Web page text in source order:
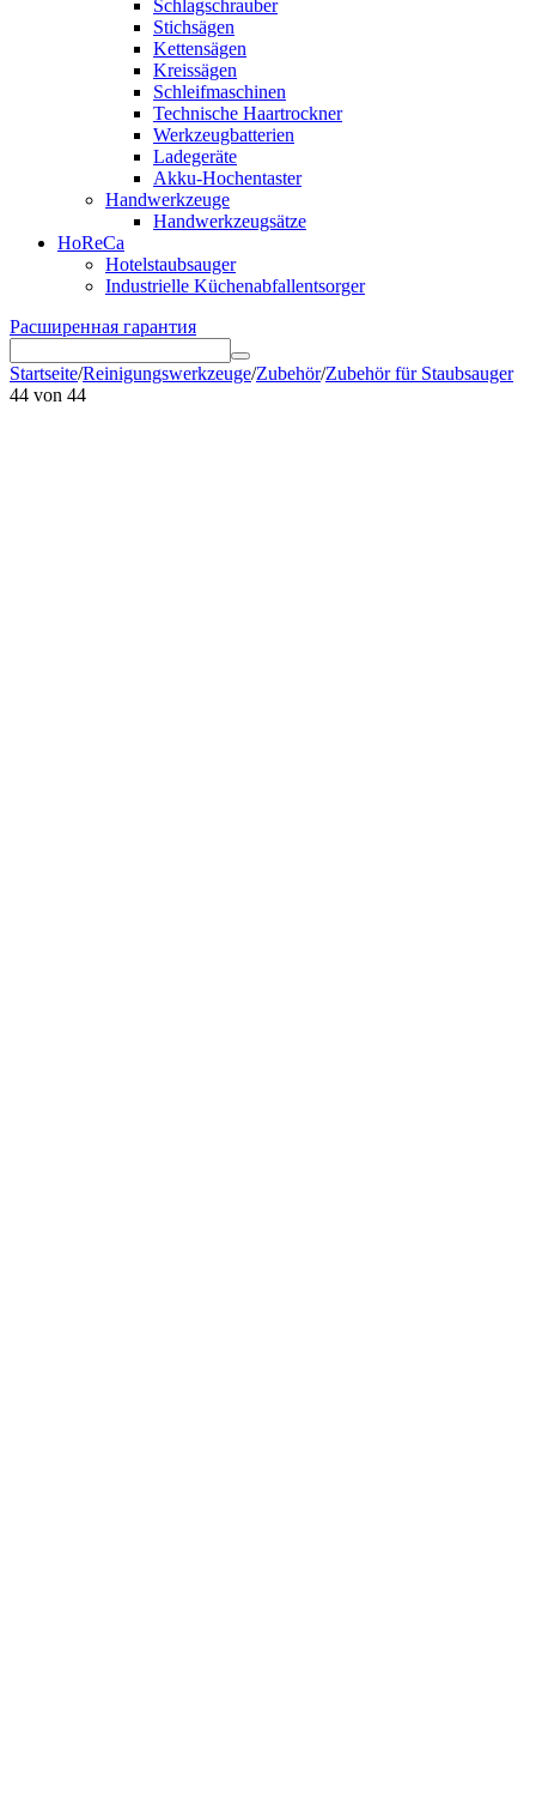
Schlagschrauber
Stichsägen
Kettensägen
Kreissägen
Schleifmaschinen
Technische Haartrockner
Werkzeugbatterien
Ladegeräte
Akku-Hochentaster
Handwerkzeuge
Handwerkzeugsätze
HoReCa
Hotelstaubsauger
Industrielle Küchenabfallentsorger
Расширенная гарантия
Startseite/Reinigungswerkzeuge/Zubehör/Zubehör für Staubsauger
44 von 44